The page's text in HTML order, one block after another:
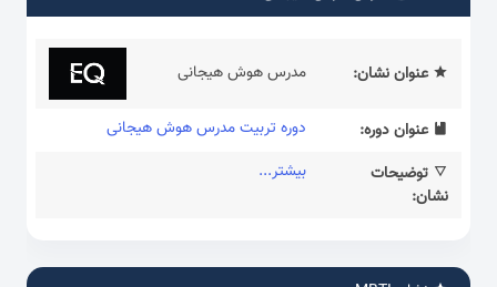
عنوان نشان: مدرس هوش هیجانی
عنوان دوره:
دوره تربیت مدرس هوش هیجانی
توضیحات
نشان:
بیشتر...